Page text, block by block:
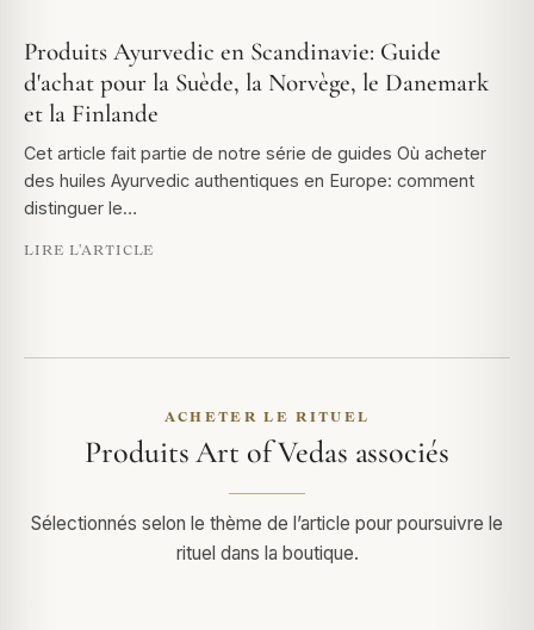
Produits Ayurvedic en Scandinavie: Guide
d'achat pour la Suède, la Norvège, le Danemark
et la Finlande
Cet article fait partie de notre série de guides Où acheter
des huiles Ayurvedic authentiques en Europe: comment
distinguer le…
LIRE L'ARTICLE
ACHETER LE RITUEL
Produits Art of Vedas associés
Sélectionnés selon le thème de l’article pour poursuivre le
rituel dans la boutique.